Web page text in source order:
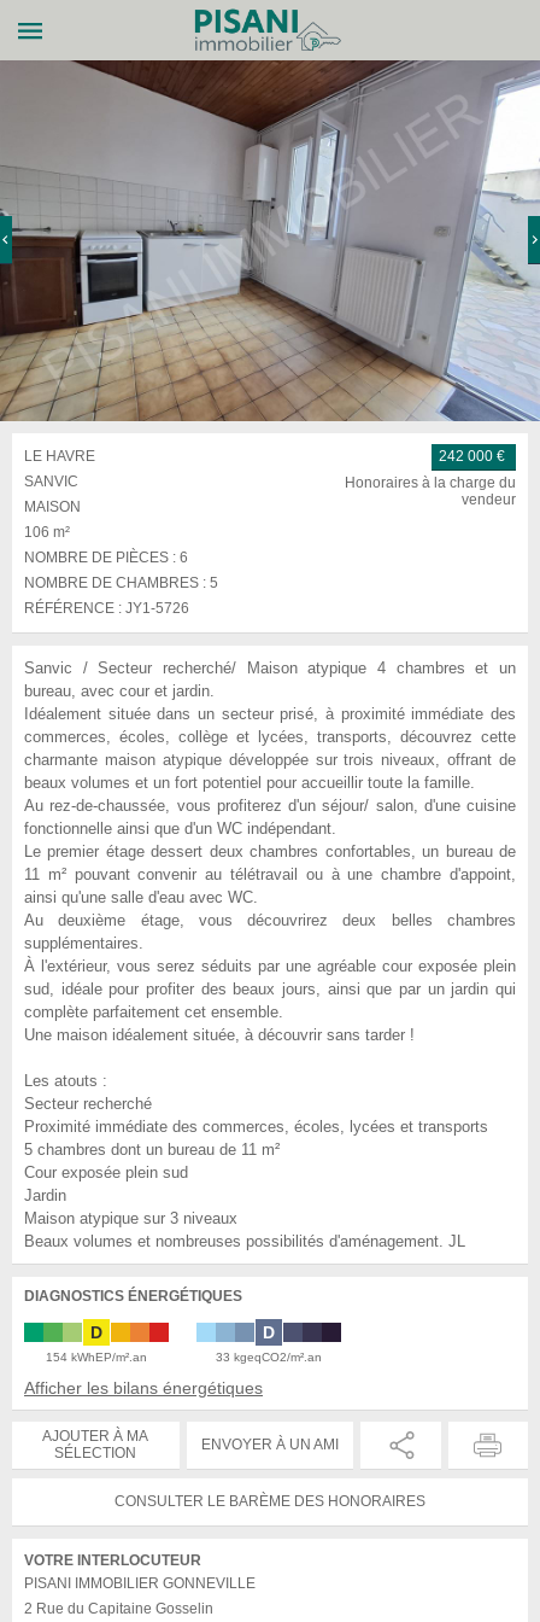
242 000 €
Honoraires à la charge du
vendeur
LE HAVRE
SANVIC
MAISON
106 m²
NOMBRE DE PIÈCES : 6
NOMBRE DE CHAMBRES : 5
RÉFÉRENCE : JY1-5726
Sanvic / Secteur recherché/ Maison atypique 4 chambres et un
bureau, avec cour et jardin.
Idéalement située dans un secteur prisé, à proximité immédiate des
commerces, écoles, collège et lycées, transports, découvrez cette
charmante maison atypique développée sur trois niveaux, offrant de
beaux volumes et un fort potentiel pour accueillir toute la famille.
Au rez-de-chaussée, vous profiterez d'un séjour/ salon, d'une cuisine
fonctionnelle ainsi que d'un WC indépendant.
Le premier étage dessert deux chambres confortables, un bureau de
11 m² pouvant convenir au télétravail ou à une chambre d'appoint,
ainsi qu'une salle d'eau avec WC.
Au deuxième étage, vous découvrirez deux belles chambres
supplémentaires.
À l'extérieur, vous serez séduits par une agréable cour exposée plein
sud, idéale pour profiter des beaux jours, ainsi que par un jardin qui
complète parfaitement cet ensemble.
Une maison idéalement située, à découvrir sans tarder !
Les atouts :
Secteur recherché
Proximité immédiate des commerces, écoles, lycées et transports
5 chambres dont un bureau de 11 m²
Cour exposée plein sud
Jardin
Maison atypique sur 3 niveaux
Beaux volumes et nombreuses possibilités d'aménagement. JL
DIAGNOSTICS ÉNERGÉTIQUES
D
154 kWhEP/m².an
D
33 kgeqCO2/m².an
Afficher les bilans énergétiques
AJOUTER À MA
SÉLECTION
ENVOYER À UN AMI
CONSULTER LE BARÈME DES HONORAIRES
VOTRE INTERLOCUTEUR
PISANI IMMOBILIER GONNEVILLE
2 Rue du Capitaine Gosselin